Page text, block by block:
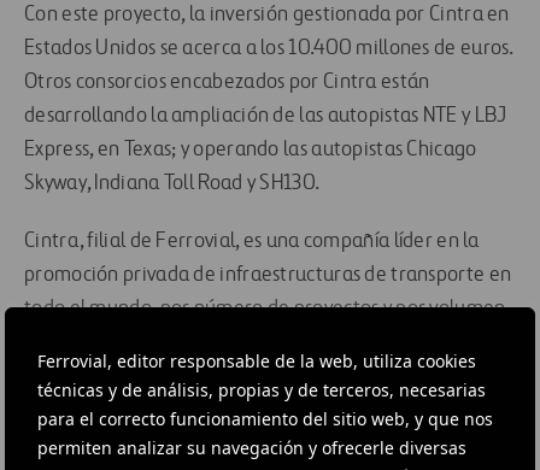
Ferrovial, editor responsable de la web, utiliza cookies
técnicas y de análisis, propias y de terceros, necesarias
para el correcto funcionamiento del sitio web, y que nos
permiten analizar su navegación y ofrecerle diversas
Con este proyecto, la inversión gestionada por Cintra en
Estados Unidos se acerca a los 10.400 millones de euros.
Otros consorcios encabezados por Cintra están
desarrollando la ampliación de las autopistas NTE y LBJ
Express, en Texas; y operando las autopistas Chicago
Skyway, Indiana Toll Road y SH130.
Cintra, filial de Ferrovial, es una compañía líder en la
promoción privada de infraestructuras de transporte en
todo el mundo, por número de proyectos y por volumen
autopista, repartidos en 26 concesiones en Canadá,
Estados Unidos y Europa. Cintra es el mayor accionista
de la concesionaria de la autopista 407 ETR, en Ontario,